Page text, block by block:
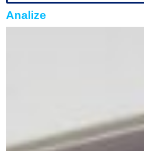
Analize